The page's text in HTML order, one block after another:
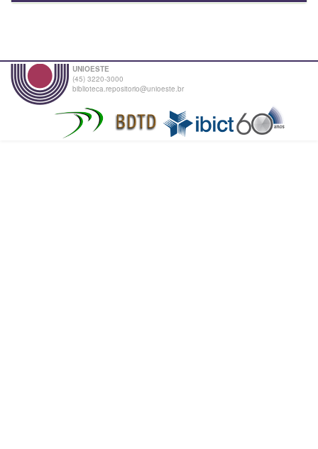
UNIOESTE
(45) 3220-3000
biblioteca.repositorio@unioeste.br